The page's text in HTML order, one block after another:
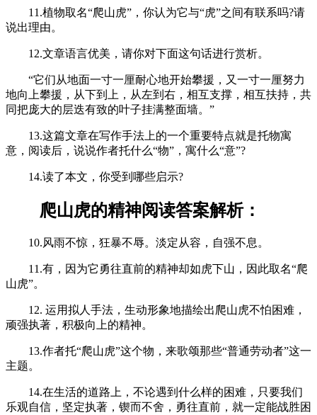
11.植物取名“爬山虎”，你认为它与“虎”之间有联系吗?请
说出理由。
12.文章语言优美，请你对下面这句话进行赏析。
“它们从地面一寸一厘耐心地开始攀援，又一寸一厘努力
地向上攀援，从下到上，从左到右，相互支撑，相互扶持，共
同把庞大的层迭有致的叶子挂满整面墙。”
13.这篇文章在写作手法上的一个重要特点就是托物寓
意，阅读后，说说作者托什么“物”，寓什么“意”?
14.读了本文，你受到哪些启示?
爬山虎的精神阅读答案解析：
10.风雨不惊，狂暴不辱。淡定从容，自强不息。
11.有，因为它勇往直前的精神却如虎下山，因此取名“爬
山虎”。
12. 运用拟人手法，生动形象地描绘出爬山虎不怕困难，
顽强执著，积极向上的精神。
13.作者托“爬山虎”这个物，来歌颂那些“普通劳动者”这一
主题。
14.在生活的道路上，不论遇到什么样的困难，只要我们
乐观自信，坚定执著，锲而不舍，勇往直前，就一定能战胜困